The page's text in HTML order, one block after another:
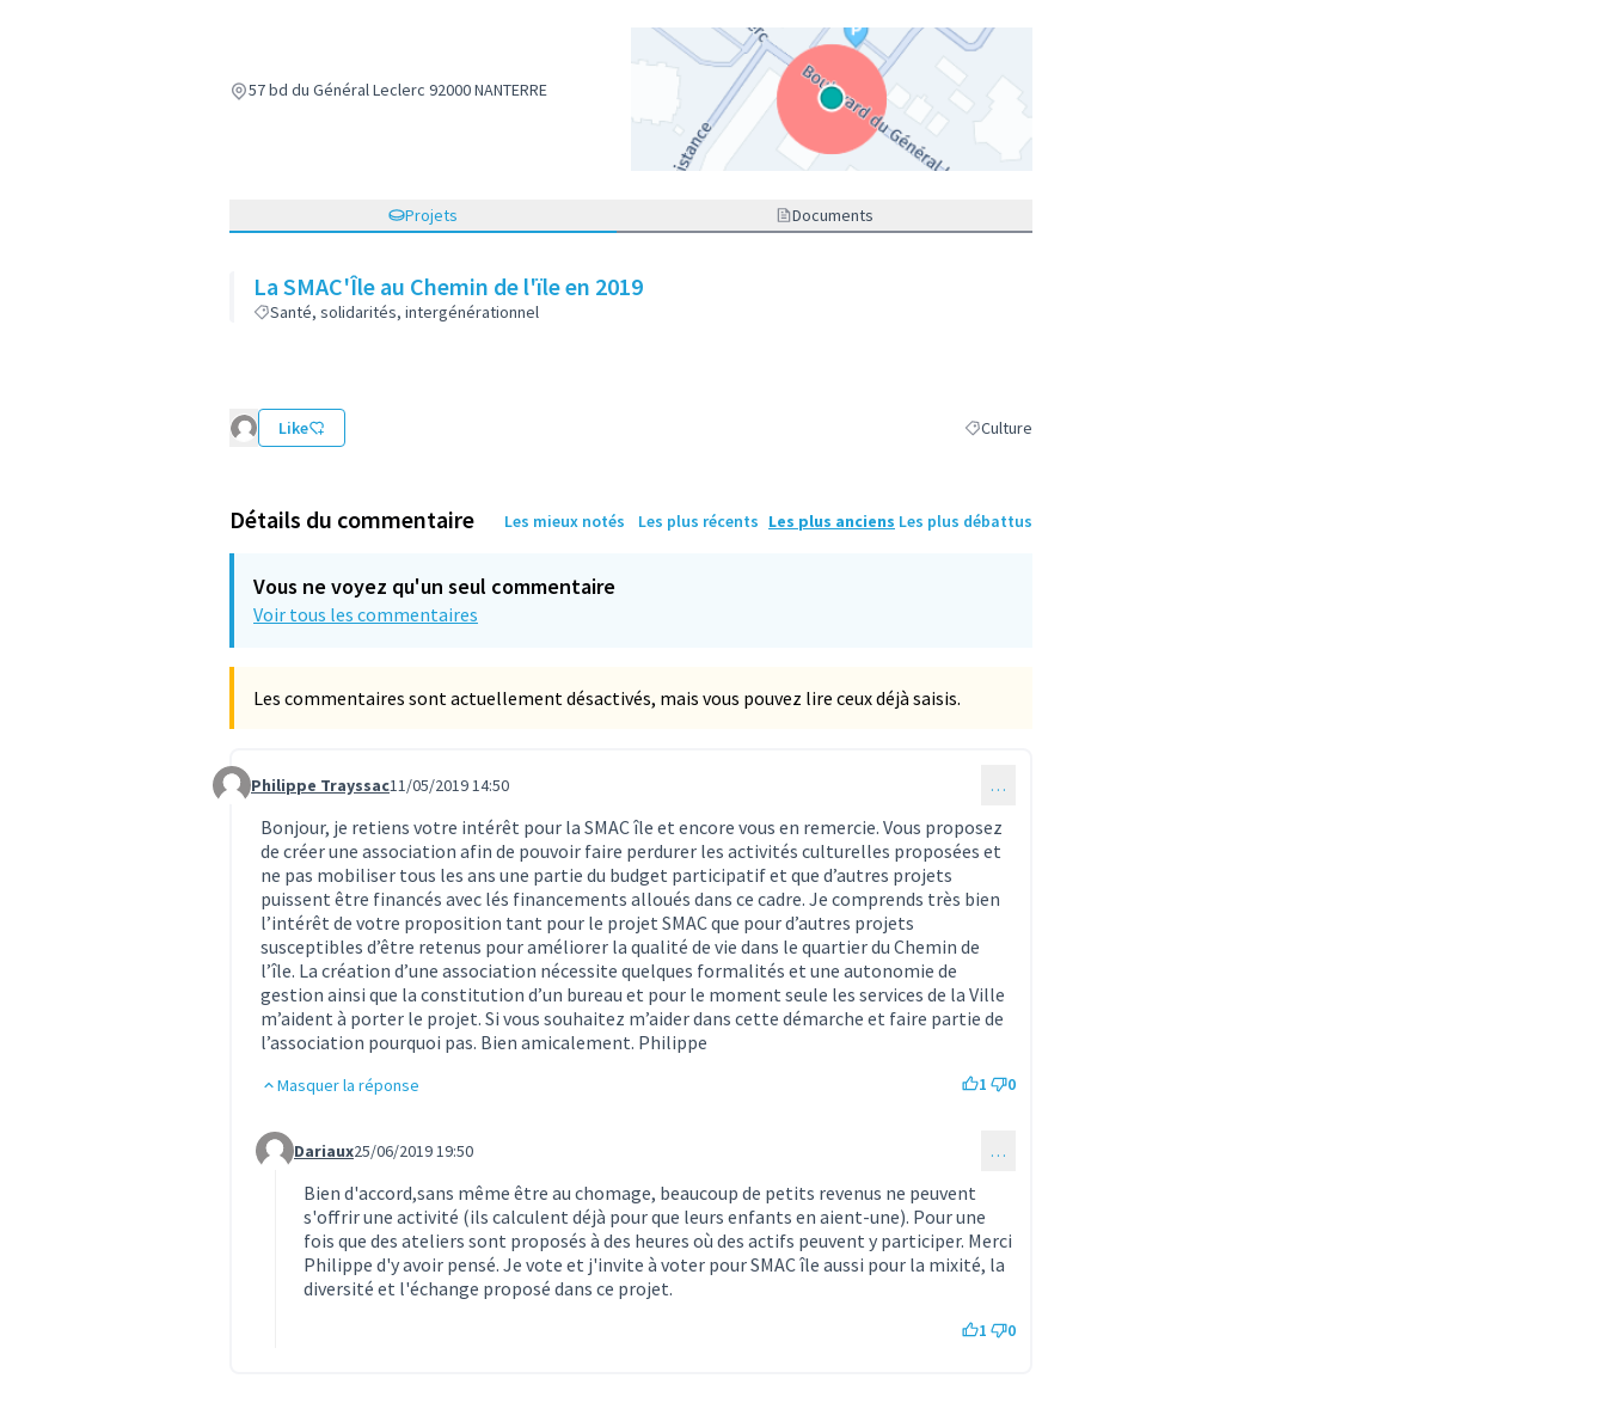
57 bd du Général Leclerc 92000 NANTERRE
Projets Documents
La SMAC'Île au Chemin de l'ïle en 2019
Santé, solidarités, intergénérationnel
Like Filtrer les résultats de la catégorie : Culture
Culture
Détails du commentaire Les mieux notés Les plus récents Les plus anciens Les plus débattus
Vous ne voyez qu'un seul commentaire
Voir tous les commentaires
Les commentaires sont actuellement désactivés, mais vous pouvez lire ceux déjà saisis.
Commentaire 200 (réponse au commentaire 43)
Philippe Trayssac11/05/2019 14:50 …
Bonjour, je retiens votre intérêt pour la SMAC île et encore vous en remercie. Vous proposez
de créer une association afin de pouvoir faire perdurer les activités culturelles proposées et
ne pas mobiliser tous les ans une partie du budget participatif et que d’autres projets
puissent être financés avec lés financements alloués dans ce cadre. Je comprends très bien
l’intérêt de votre proposition tant pour le projet SMAC que pour d’autres projets
susceptibles d’être retenus pour améliorer la qualité de vie dans le quartier du Chemin de
l’île. La création d’une association nécessite quelques formalités et une autonomie de
gestion ainsi que la constitution d’un bureau et pour le moment seule les services de la Ville
m’aident à porter le projet. Si vous souhaitez m’aider dans cette démarche et faire partie de
l’association pourquoi pas. Bien amicalement. Philippe
Masquer la réponse 1 0
Commentaire 280 (réponse au commentaire 200)
Dariaux25/06/2019 19:50 …
Bien d'accord,sans même être au chomage, beaucoup de petits revenus ne peuvent
s'offrir une activité (ils calculent déjà pour que leurs enfants en aient-une). Pour une
fois que des ateliers sont proposés à des heures où des actifs peuvent y participer. Merci
Philippe d'y avoir pensé. Je vote et j'invite à voter pour SMAC île aussi pour la mixité, la
diversité et l'échange proposé dans ce projet.
1 0